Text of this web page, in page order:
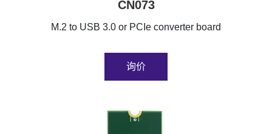
CN073
M.2 to USB 3.0 or PCIe converter board
询价